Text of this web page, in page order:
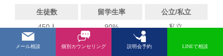
生徒数 留学生率
公立/私立
450人
90% 私立
メール相談 個別カウンセリング 説明会予約 LINEで相談